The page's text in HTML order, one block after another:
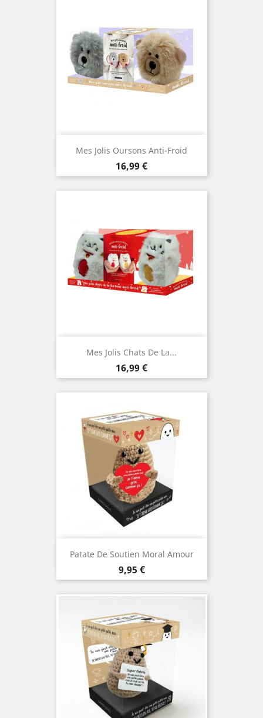
Mes Jolis Oursons Anti-Froid
Prix
16,99 €
Mes Jolis Chats De La...
Prix
16,99 €
Patate De Soutien Moral Amour
Prix
9,95 €